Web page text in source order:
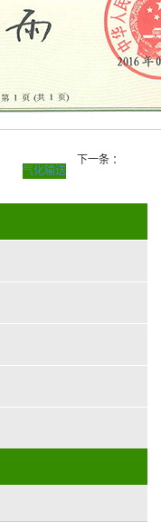
下一条 ：
气化输送